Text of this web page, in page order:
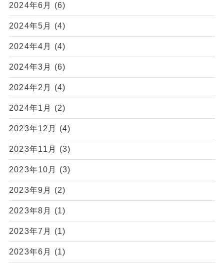
2024年6月 (6)
2024年5月 (4)
2024年4月 (4)
2024年3月 (6)
2024年2月 (4)
2024年1月 (2)
2023年12月 (4)
2023年11月 (3)
2023年10月 (3)
2023年9月 (2)
2023年8月 (1)
2023年7月 (1)
2023年6月 (1)